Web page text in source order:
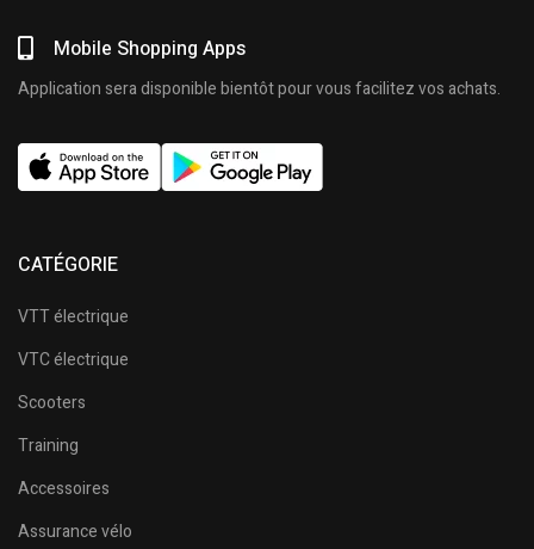
Mobile Shopping Apps
Application sera disponible bientôt pour vous facilitez vos achats.
CATÉGORIE
VTT électrique
VTC électrique
Scooters
Training
Accessoires
Assurance vélo